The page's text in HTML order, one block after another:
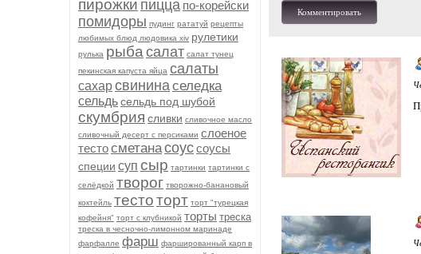
пирожки пицца по-корейски
помидоры пудинг рататуй рецепты
любимых блюд людовика xiv рулетики
рулька рыба салат салат тунец
пекинская капуста яйца салаты
сахарсвининаселедка
сельдьсельдь под шубой
скумбрия сливки сливочное масло
сливочный десерт с персиками слоеное
тестосметанасоуссоусы
специи суп сыр тартинки тартинки с
селёдкой творог творожно-банановый
коктейль тестоторт торт "турецкая
кофейня" торт с клубникой торты треска
треска в чесночно-лимонном маринаде
фарфалле фарш фаршированный карп в
Комментировать